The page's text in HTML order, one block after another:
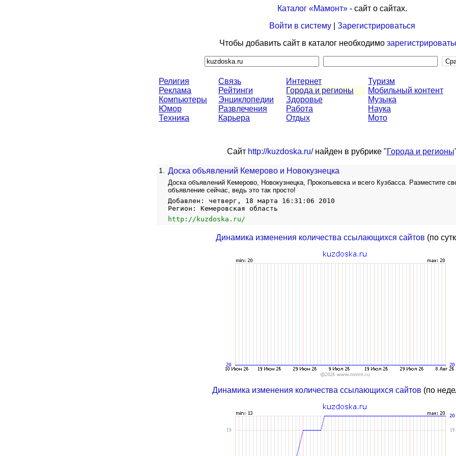
Каталог «Мамонт»- сайт о сайтах.
Войти в систему| Зарегистрироваться
Чтобы добавить сайт в каталог необходимо
Религия
Реклама
Компьютеры
Юмор
Техника
Связь
Рейтинги
Энциклопедии
Развлечения
Карьера
Интернет
Города и регионы
Здоровье
Работа
Отдых
Туризм
Мобильный контент
Музыка
Наука
Мото
Сайт http://kuzdoska.ru/найден в рубрике "Города и регионы
1. Доска объявлений Кемерово и Новокузнецка
Доска объявлений Кемерово, Новокузнецка, Прокопьевска и всего Кузбасса. Разместите
объявление сейчас, ведь это так просто!
Добавлен: четверг, 18 марта 16:31:06 2010
Регион: Кемеровская область
http://kuzdoska.ru/
Динамика изменения количества ссылающихся сайтов (по
Динамика изменения количества ссылающихся сайтов (по